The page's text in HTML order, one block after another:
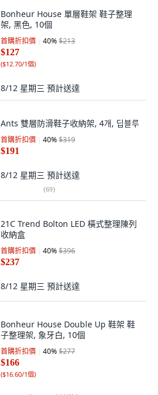
Bonheur House 單層鞋架 鞋子整理
架, 黑色, 10個
首購折扣價 40%$213
$127
($12.70/1個)
8/12 星期三 預計送達
Ants 雙層防滑鞋子收納架, 4개, 딥블루
首購折扣價 40%$319
$191
8/12 星期三 預計送達
(69)
21C Trend Bolton LED 橫式整理陳列
收納盒
首購折扣價 40%$396
$237
8/12 星期三 預計送達
Bonheur House Double Up 鞋架 鞋
子整理架, 象牙白, 10個
首購折扣價 40%$277
$166
($16.60/1個)